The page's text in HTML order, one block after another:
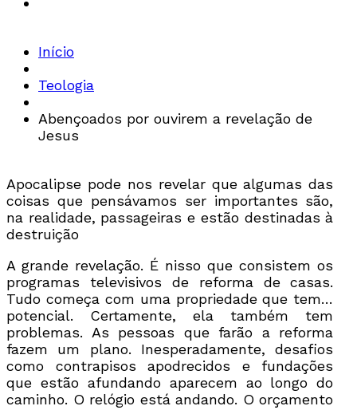
Início
Teologia
Abençoados por ouvirem a revelação de
Jesus
Apocalipse pode nos revelar que algumas das
coisas que pensávamos ser importantes são,
na realidade, passageiras e estão destinadas à
destruição
A grande revelação. É nisso que consistem os
programas televisivos de reforma de casas.
Tudo começa com uma propriedade que tem…
potencial. Certamente, ela também tem
problemas. As pessoas que farão a reforma
fazem um plano. Inesperadamente, desafios
como contrapisos apodrecidos e fundações
que estão afundando aparecem ao longo do
caminho. O relógio está andando. O orçamento